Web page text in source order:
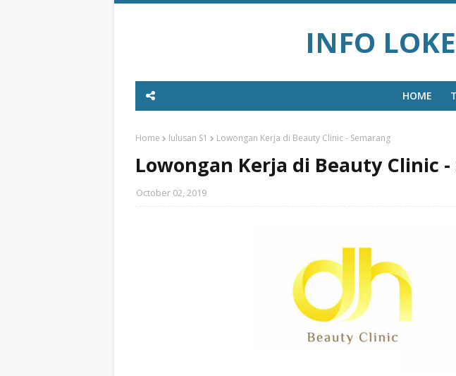
INFO
HOME
Home lulusan S1 Lowongan Kerja di Beauty Clinic - Semarang
Lowongan Kerja di Beauty Clinic -
October 02, 2019